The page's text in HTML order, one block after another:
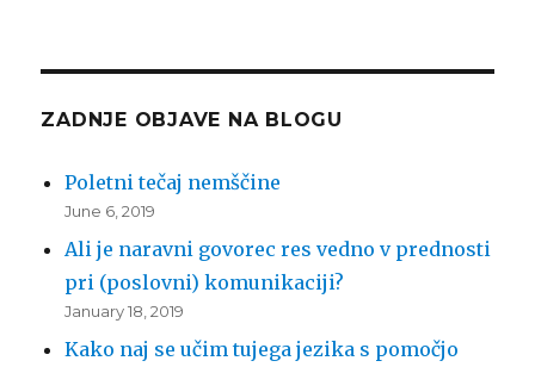
ZADNJE OBJAVE NA BLOGU
Poletni tečaj nemščine
June 6, 2019
Ali je naravni govorec res vedno v prednosti
pri (poslovni) komunikaciji?
January 18, 2019
Kako naj se učim tujega jezika s pomočjo